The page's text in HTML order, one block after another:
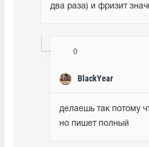
два раза) и фризит
0
BlackYear
делаешь так потому
но пишет полный